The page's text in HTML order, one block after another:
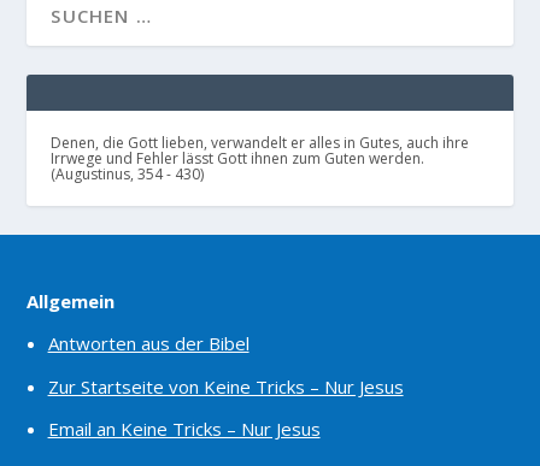
Denen, die Gott lieben, verwandelt er alles in Gutes, auch ihre
Irrwege und Fehler lässt Gott ihnen zum Guten werden.
(Augustinus, 354 - 430)
Allgemein
Antworten aus der Bibel
Zur Startseite von Keine Tricks – Nur Jesus
Email an Keine Tricks – Nur Jesus